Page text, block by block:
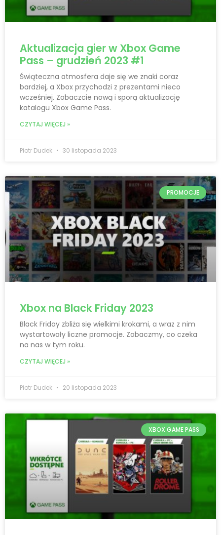
Aktualizacja gier w Xbox Game
Pass – grudzień 2023 #1
Świąteczna atmosfera daje się we znaki coraz
bardziej, a Xbox przychodzi z prezentami nieco
wcześniej. Zobaczcie nową i sporą aktualizację
katalogu Xbox Game Pass.
CZYTAJ WIĘCEJ »
Piotr Dudek 30 listopada 2023
PROMOCJE
Xbox na Black Friday 2023
Black Friday zbliża się wielkimi krokami, a wraz z nim
wystartowały liczne promocje. Zobaczmy, co czeka
na nas w tym roku.
CZYTAJ WIĘCEJ »
Piotr Dudek 20 listopada 2023
XBOX GAME PASS